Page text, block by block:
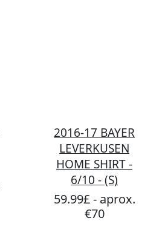
2016-17 BAYER
LEVERKUSEN
HOME SHIRT -
6/10 - (S)
59.99£ - aprox.
€70